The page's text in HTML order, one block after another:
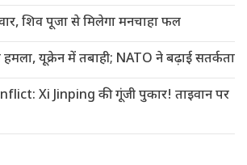
शिव पूजा से मिलेगा मनचाहा फल
यूक्रेन में तबाही; NATO ने बढ़ाई सतर्कता
Xi Jinping की गूंजी पुकार! ताइवान पर